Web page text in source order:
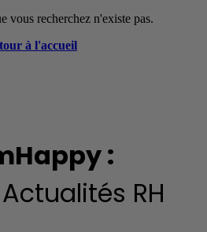
vous recherchez n'existe pas.
à l'accueil
:
RH